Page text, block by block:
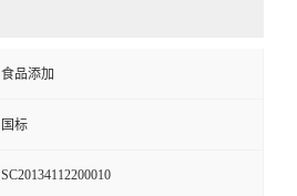
食品添加
国标
SC20134112200010